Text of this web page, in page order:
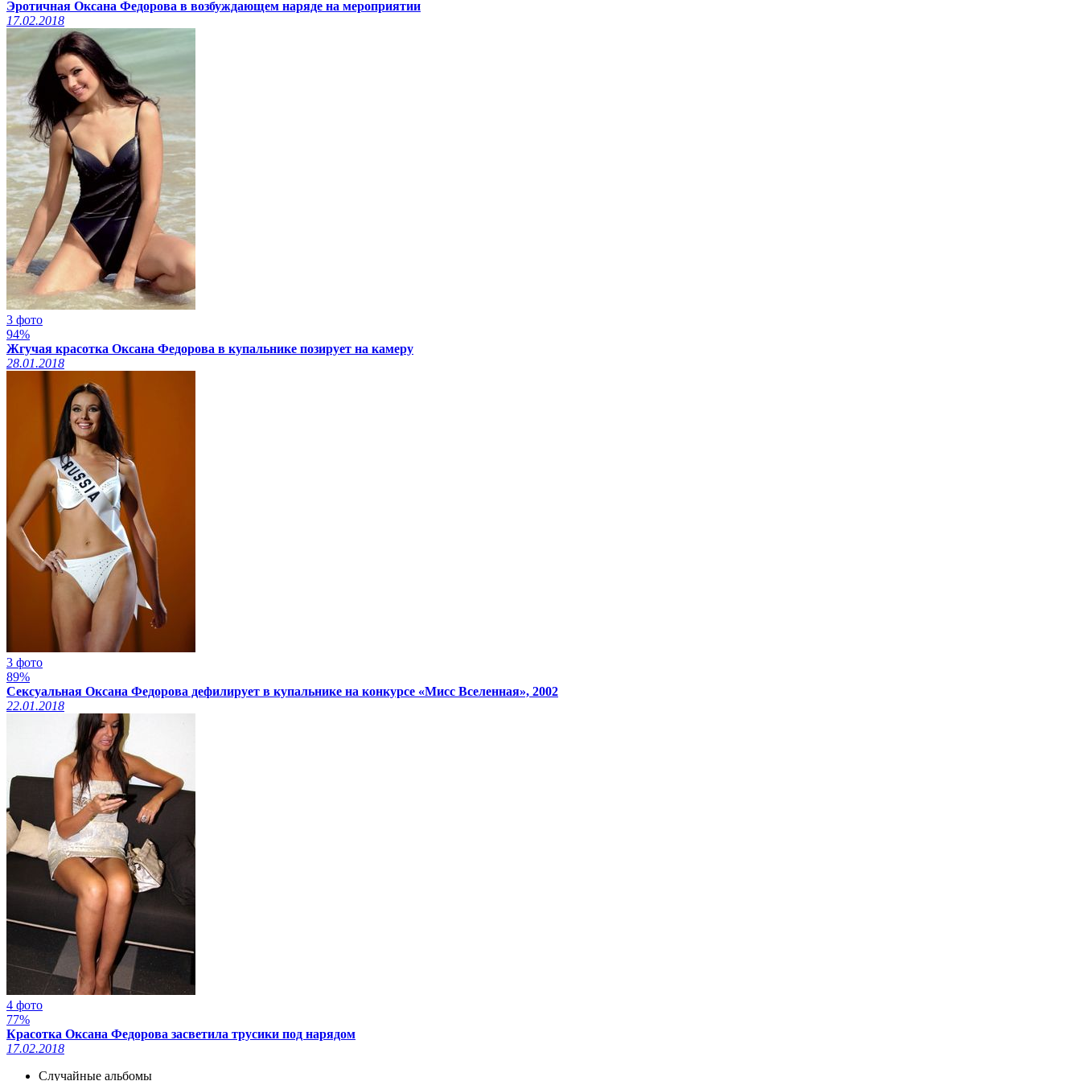
Эротичная Оксана Федорова в возбуждающем наряде на мероприятии
17.02.2018
3 фото
94%
Жгучая красотка Оксана Федорова в купальнике позирует на камеру
28.01.2018
3 фото
89%
Сексуальная Оксана Федорова дефилирует в купальнике на конкурсе «Мисс Вселенная», 2002
22.01.2018
4 фото
77%
Красотка Оксана Федорова засветила трусики под нарядом
17.02.2018
Случайные альбомы